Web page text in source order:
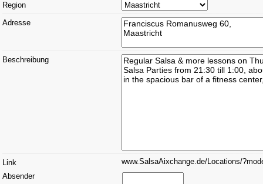
Region
Adresse
Beschreibung
Link
www.SalsaAixchange.de/Locations/
Absender